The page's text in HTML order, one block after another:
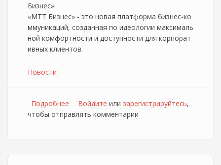
Бизнес».
«МТТ Бизнес» - это новая платформа бизнес-ко
ммуникаций, созданная по идеологии максималь
ной комфортности и доступности для корпорат
ивных клиентов.
Новости
Подробнее о МТТ представил "МТТ.Бизнес"
Войдите или зарегистрируйтесь,
чтобы отправлять комментарии